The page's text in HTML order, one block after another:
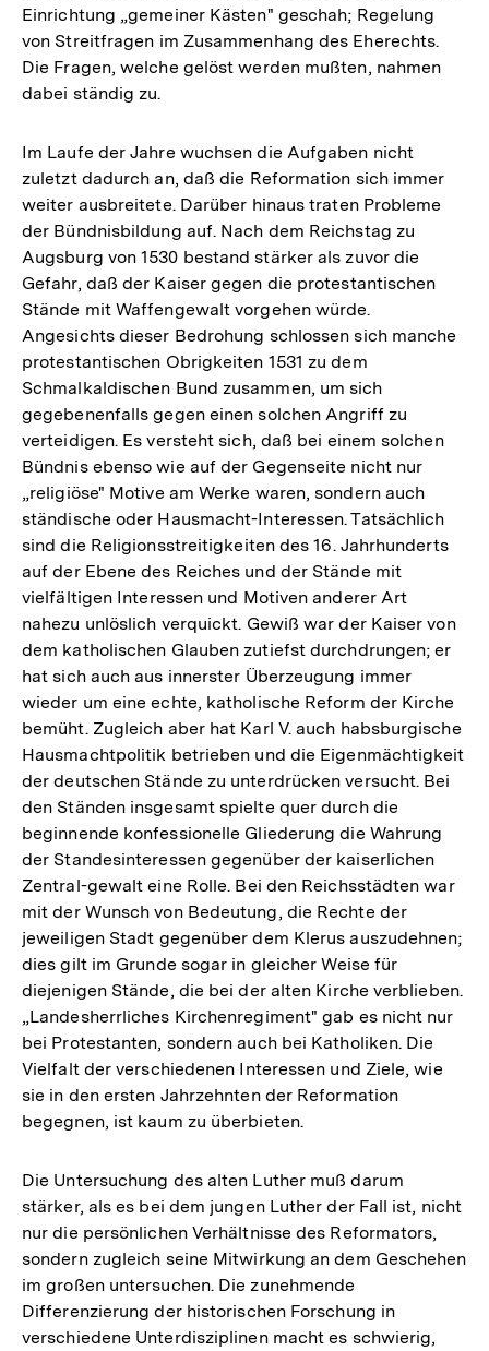
Einrichtung „gemeiner Kästen" geschah; Regelung
von Streitfragen im Zusammenhang des Eherechts.
Die Fragen, welche gelöst werden mußten, nahmen
dabei ständig zu.
Im Laufe der Jahre wuchsen die Aufgaben nicht
zuletzt dadurch an, daß die Reformation sich immer
weiter ausbreitete. Darüber hinaus traten Probleme
der Bündnisbildung auf. Nach dem Reichstag zu
Augsburg von 1530 bestand stärker als zuvor die
Gefahr, daß der Kaiser gegen die protestantischen
Stände mit Waffengewalt vorgehen würde.
Angesichts dieser Bedrohung schlossen sich manche
protestantischen Obrigkeiten 1531 zu dem
Schmalkaldischen Bund zusammen, um sich
gegebenenfalls gegen einen solchen Angriff zu
verteidigen. Es versteht sich, daß bei einem solchen
Bündnis ebenso wie auf der Gegenseite nicht nur
„religiöse" Motive am Werke waren, sondern auch
ständische oder Hausmacht-Interessen. Tatsächlich
sind die Religionsstreitigkeiten des 16. Jahrhunderts
auf der Ebene des Reiches und der Stände mit
vielfältigen Interessen und Motiven anderer Art
nahezu unlöslich verquickt. Gewiß war der Kaiser von
dem katholischen Glauben zutiefst durchdrungen; er
hat sich auch aus innerster Überzeugung immer
wieder um eine echte, katholische Reform der Kirche
bemüht. Zugleich aber hat Karl V. auch habsburgische
Hausmachtpolitik betrieben und die Eigenmächtigkeit
der deutschen Stände zu unterdrücken versucht. Bei
den Ständen insgesamt spielte quer durch die
beginnende konfessionelle Gliederung die Wahrung
der Standesinteressen gegenüber der kaiserlichen
Zentral-gewalt eine Rolle. Bei den Reichsstädten war
mit der Wunsch von Bedeutung, die Rechte der
jeweiligen Stadt gegenüber dem Klerus auszudehnen;
dies gilt im Grunde sogar in gleicher Weise für
diejenigen Stände, die bei der alten Kirche verblieben.
„Landesherrliches Kirchenregiment" gab es nicht nur
bei Protestanten, sondern auch bei Katholiken. Die
Vielfalt der verschiedenen Interessen und Ziele, wie
sie in den ersten Jahrzehnten der Reformation
begegnen, ist kaum zu überbieten.
Die Untersuchung des alten Luther muß darum
stärker, als es bei dem jungen Luther der Fall ist, nicht
nur die persönlichen Verhältnisse des Reformators,
sondern zugleich seine Mitwirkung an dem Geschehen
im großen untersuchen. Die zunehmende
Differenzierung der historischen Forschung in
verschiedene Unterdisziplinen macht es schwierig,